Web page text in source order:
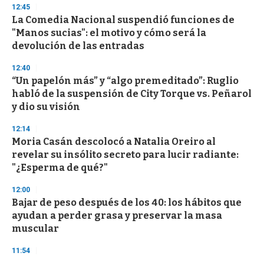
s
e
c
n
s
12:45
La Comedia Nacional suspendió funciones de
"Manos sucias": el motivo y cómo será la
devolución de las entradas
12:40
“Un papelón más” y “algo premeditado”: Ruglio
habló de la suspensión de City Torque vs. Peñarol
y dio su visión
12:14
Moria Casán descolocó a Natalia Oreiro al
revelar su insólito secreto para lucir radiante:
"¿Esperma de qué?"
12:00
Bajar de peso después de los 40: los hábitos que
ayudan a perder grasa y preservar la masa
muscular
11:54